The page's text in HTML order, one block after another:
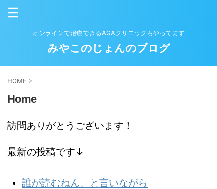
オンラインで治療できるAGAクリニックもやってます
みやこのじょんのブログ
HOME >
Home
訪問ありがとうございます！
最新の投稿です↓
誰が読むねん、と言いながら